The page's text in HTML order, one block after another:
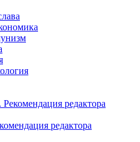
редактора
редактора